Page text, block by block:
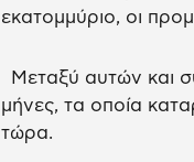
εκατομμύριο, οι
Μεταξύ αυτών και
μήνες, τα οποία
τώρα.